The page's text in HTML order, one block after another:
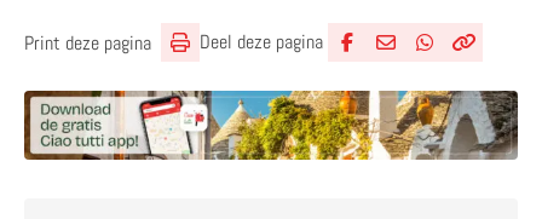
Print deze pagina Deel deze pagina